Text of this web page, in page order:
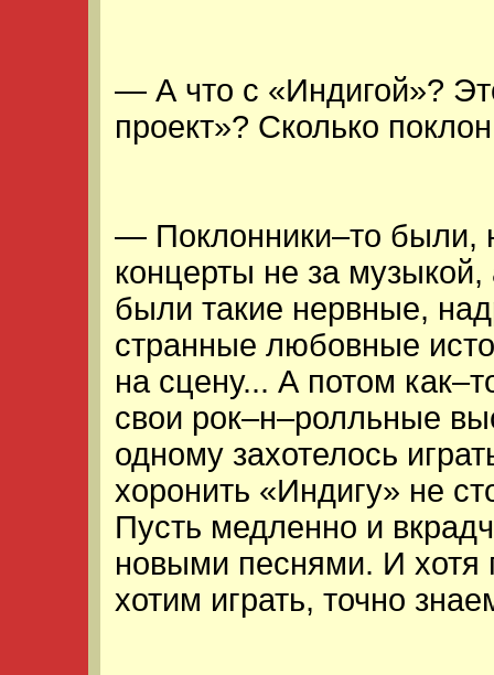
— А что с «Индигой»?
проект»? Сколько
— Поклонники–то были,
концерты не за
были такие нервные,
странные любовные
на сцену... А потом
свои рок–н–ролльные
одному захотелось
хоронить «Индигу» не
Пусть медленно и
новыми песнями. И хотя
хотим играть, точно